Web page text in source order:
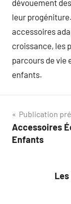
dévouement
leur
accessoires
croissance, les
parcours de vie
enfants.
de
Publication
Accessoires
Enfants